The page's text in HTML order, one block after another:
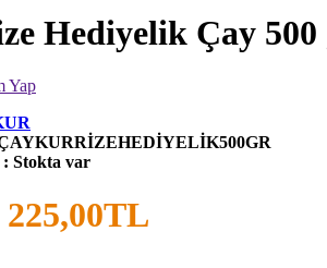
Hediyelik Çay 500
Yap
: Stokta var
225,00TL